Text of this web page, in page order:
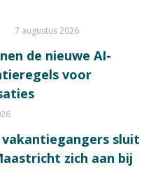
7 augustus 2026
de nieuwe AI-
voor
sluit
zich aan bij